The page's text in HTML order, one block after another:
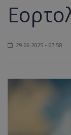
29.06.2025 - 07:58